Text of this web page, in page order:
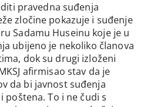
pravedna suđenja
zločine pokazuje i suđenje
Sadamu Huseinu koje je u
ubijeno je nekoliko članova
dok su drugi izloženi
afirmisao stav da je
da bi javnost suđenja
poštena. To i ne čudi s